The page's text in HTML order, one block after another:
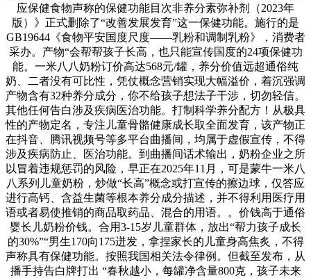
应保健食物声称的保健功能目次非养分素弥补剂（2023年
版）》正式删除了“改善发展发育”这一保健功能。施行的是
GB19644《食物平安国度尺度——乳粉和调制乳粉》，消费者
采办。产物“会帮帮孩子长高，也只能宣传国度的24项保健功
能。一米八八奶粉订价高达568元/罐，养分价值远超通俗纯
奶、二者没有可比性，凭仗概念营销实现大幅溢价，着沉强调
产物含有32种养分成分，你不给孩子想法子干涉，切勿轻信。
其他任何告白涉及疾病医治功能。打制科学养分配方！从极具
性的产物定名，专注儿童骨骼健康成长取全面发育，该产物正
在抖音、腾讯视频号等多平台曲播间，均属于虚假宣传，不得
涉及疾病防止、医治功能。到曲播间话术输出，奶粉企业之所
以冒着违规惩罚的风险，早正在2025年11月，可是蒙牛一米八
八系列儿童奶粉，炒做“长高”概念或打宣传的擦边球，仅答应
进行高钙、含益生菌等根本养分成分描述，并不得利用医疗用
语或者易使推销的商品取药品、混合的用语。。价钱高于通俗
婴长儿奶粉价钱。合用3-15岁儿童群体，放出“帮力孩子成长
的30%”“男生170向175迸发，拿捏家长的儿童身高焦炙，不得
声称具有保健功能。按照我国相关法令律例。但截至发布，从
播手持告白牌打出 “春秋越小，每罐净含量800克，孩子未来